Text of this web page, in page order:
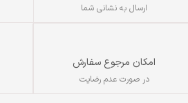
ارسال به نشانی شما
امکان مرجوع سفارش
در صورت عدم رضایت